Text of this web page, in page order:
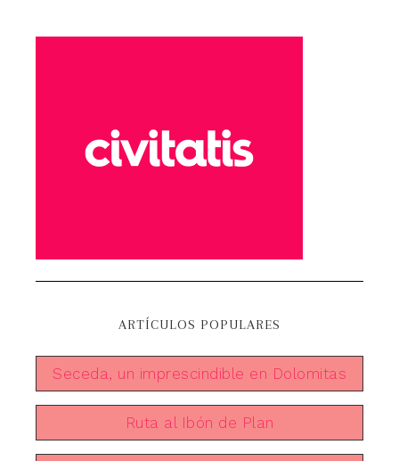
ARTÍCULOS POPULARES
Seceda, un imprescindible en Dolomitas
Ruta al Ibón de Plan